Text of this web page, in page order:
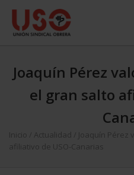
Joaquín Pérez
el gran salto
Inicio Actualidad
Joaquín
afiliativo de USO-Canarias